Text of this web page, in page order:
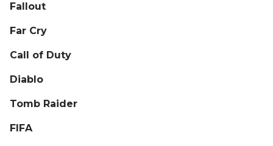
Fallout
Far Cry
Call of Duty
Diablo
Tomb Raider
FIFA